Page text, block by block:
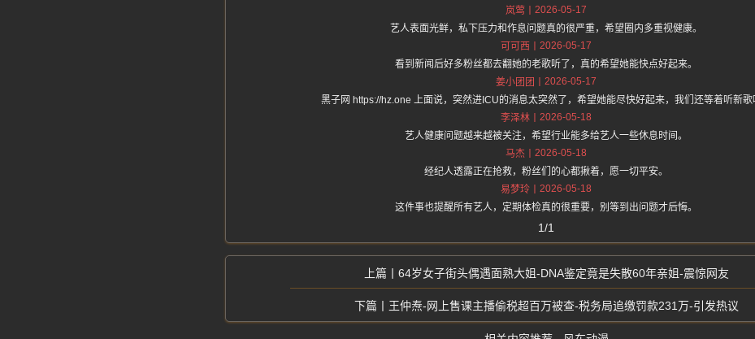
岚莺
2026-05-17
艺人表面光鲜，私下压力和作息问题真的很严重，希望圈内多重视健康。
可可西
2026-05-17
看到新闻后好多粉丝都去翻她的老歌听了，真的希望她能快点好起来。
姜小团团
2026-05-17
黑子网 https://hz.one 上面说，突然进ICU的消息太突然了，希望她能尽快好起来，我们还等着听新歌
李泽林
2026-05-18
艺人健康问题越来越被关注，希望行业能多给艺人一些休息时间。
马杰
2026-05-18
经纪人透露正在抢救，粉丝们的心都揪着，愿一切平安。
易梦玲
2026-05-18
这件事也提醒所有艺人，定期体检真的很重要，别等到出问题才后悔。
1/1
64岁女子街头偶遇面熟大姐-DNA鉴定竟是失散60年亲姐-震惊网友
王仲焘-网上售课主播偷税超百万被查-税务局追缴罚款231万-引发热议